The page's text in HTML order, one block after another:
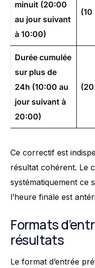
minuit (20:00
au jour suivant
à 10:00)
(10
Durée cumulée
sur plus de
24h (10:00 au
jour suivant à
20:00)
(20
Ce correctif est
résultat cohérent. Le
systématiquement ce
l’heure finale est
Formats
résultats
Le format d’entrée